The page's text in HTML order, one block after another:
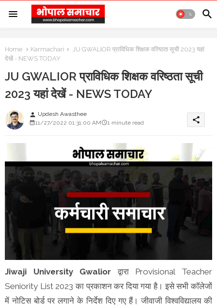
Home Karmachari
JU GWALIOR प्राविधिक शिक्षक वरिष्ठता सूची 2023 यहां
देखें - NEWS TODAY
JU GWALIOR प्राविधिक शिक्षक वरिष्ठता सूची
2023 यहां देखें - NEWS TODAY
person Updesh Awasthee
11/27/2022 01:31:00 AM
1 minute read share
Jiwaji University Gwalior द्वारा Provisional Teacher
Seniority List 2023 का प्रकाशन कर दिया गया है। इसे सभी कॉलेजों
में नोटिस बोर्ड पर लगाने के निर्देश दिए गए हैं। जीवाजी विश्वविद्यालय की